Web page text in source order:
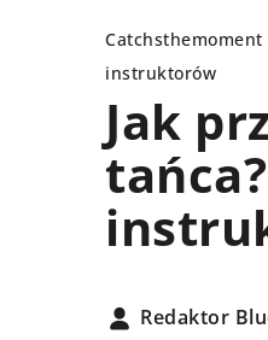
Catchsthemoment
instruktorów
Jak
Redaktor
INNE